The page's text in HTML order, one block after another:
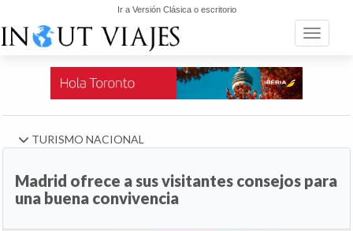
Ir a Versión Clásica o escritorio
Toggle
TURISMO NACIONAL
Madrid ofrece a sus visitantes consejos para
una buena convivencia